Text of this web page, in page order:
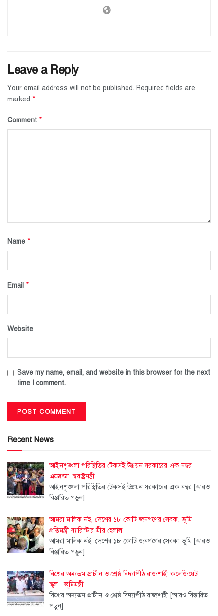
Leave a Reply
Your email address will not be published. Required fields are
marked *
Comment *
Name *
Email *
Website
Save my name, email, and website in this browser for the next
time I comment.
Recent News
আইনশৃঙ্খলা পরিস্থিতির টেকসই উন্নয়ন সরকারের এক নম্বর
এজেন্ডা: স্বরাষ্ট্রমন্ত্রী
আইনশৃঙ্খলা পরিস্থিতির টেকসই উন্নয়ন সরকারের এক নম্বর [আরও
বিস্তারিত পড়ুন]
আমরা মালিক নই, দেশের ১৮ কোটি জনগণের সেবক: ভূমি
প্রতিমন্ত্রী ব্যারিস্টার মীর হেলাল
আমরা মালিক নই, দেশের ১৮ কোটি জনগণের সেবক: ভূমি [আরও
বিস্তারিত পড়ুন]
বিশ্বের অন্যতম প্রাচীন ও শ্রেষ্ঠ বিদ্যাপীঠ রাজশাহী কলেজিয়েট
স্কুল– ভূমিমন্ত্রী
বিশ্বের অন্যতম প্রাচীন ও শ্রেষ্ঠ বিদ্যাপীঠ রাজশাহী [আরও বিস্তারিত
পড়ুন]